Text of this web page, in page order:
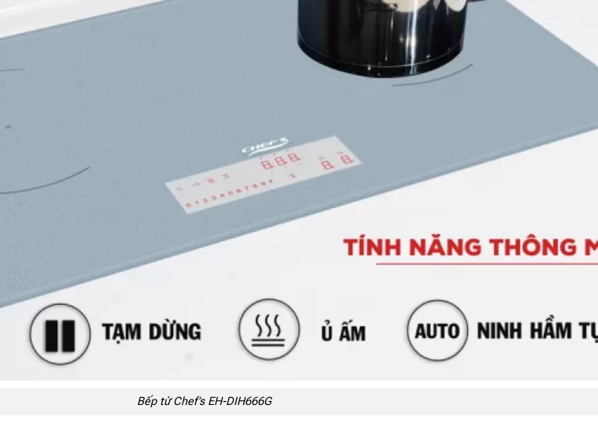
Bếp từ Chef’s EH-DIH666G